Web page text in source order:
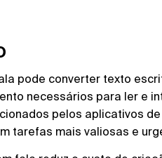
pode converter texto
necessários para ler e
pelos aplicativos
tarefas mais valiosas e